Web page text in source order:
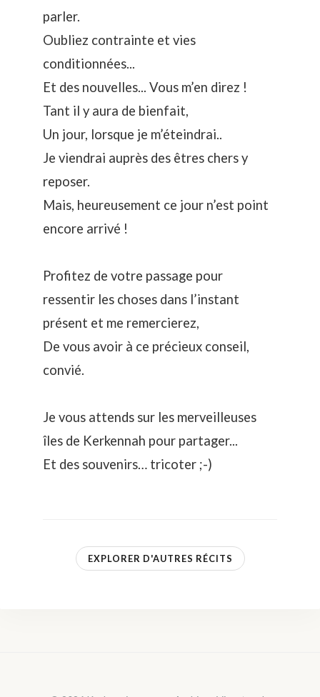
parler.
Oubliez contrainte et vies
conditionnées...
Et des nouvelles... Vous m’en direz !
Tant il y aura de bienfait,
Un jour, lorsque je m’éteindrai..
Je viendrai auprès des êtres chers y
reposer.
Mais, heureusement ce jour n’est point
encore arrivé !
Profitez de votre passage pour
ressentir les choses dans l’instant
présent et me remercierez,
De vous avoir à ce précieux conseil,
convié.
Je vous attends sur les merveilleuses
îles de Kerkennah pour partager...
Et des souvenirs… tricoter ;-)
EXPLORER D'AUTRES RÉCITS